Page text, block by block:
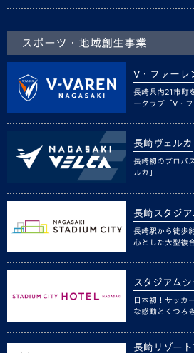
スポーツ・地域創生事業
V・ファーレ
長崎県内21市町
ークラブ「V・フ
長崎ヴェルカ
長崎初のプロバ
ルカ」
長崎スタジア
長崎駅から徒歩
心とした大型複
スタジアム
日本初！サッカ
な感動とくつろ
長崎リゾー